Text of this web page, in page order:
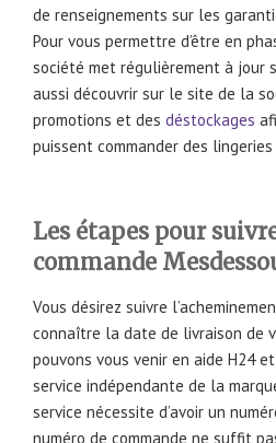
de renseignements sur les
Pour vous permettre d’être en
société met régulièrement à jour
aussi découvrir sur le site de la
promotions et des déstockages
puissent commander des
Les étapes pour
commande
Vous désirez suivre
connaître la date de livraison de
pouvons vous venir en aide H24
service indépendante de la
service nécessite d’avoir un
numéro de commande ne suffit